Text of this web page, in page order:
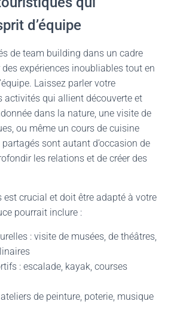
d’équipe
de team building dans un cadre
expériences inoubliables tout en
Laissez parler votre
activités qui allient découverte et
dans la nature, une visite de
ou même un cours de cuisine
sont autant d’occasion de
les relations et de créer des
est crucial et doit être adapté à votre
pourrait inclure :
: visite de musées, de théâtres,
: escalade, kayak, courses
de peinture, poterie, musique